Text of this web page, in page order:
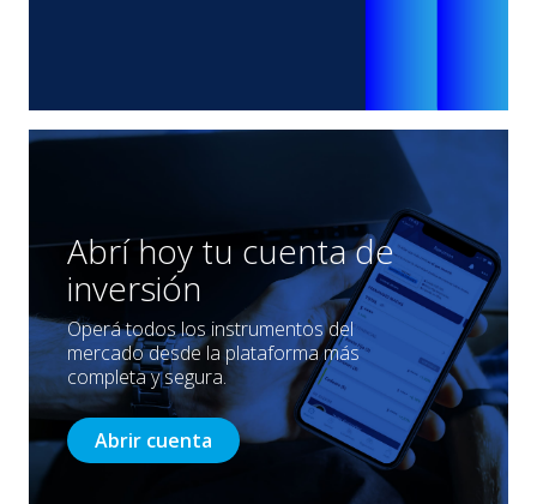
Abrí hoy tu cuenta de
inversión
Operá todos los instrumentos del
mercado desde la plataforma más
completa y segura.
Abrir cuenta